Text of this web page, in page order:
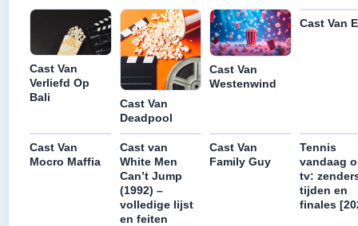
Cast Van
Verliefd Op
Bali
Cast Van
Deadpool
Cast Van
Westenwind
Cast Van
Cast Van
Mocro Maffia
Cast van
White Men
Can’t Jump
(1992) –
volledige lijst
en feiten
Cast Van
Family Guy
Tennis
vandaag
tv:
tijden en
finales